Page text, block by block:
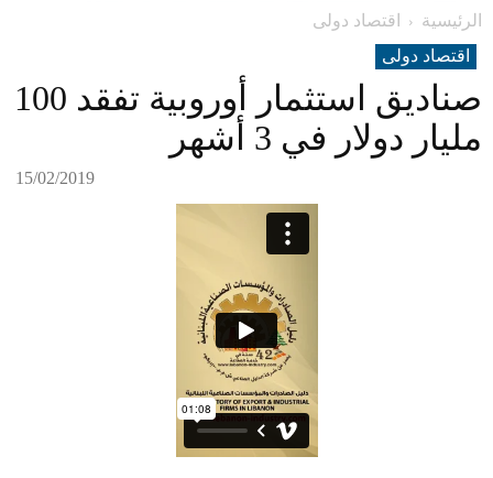
الرئيسية
اقتصاد دولی
اقتصاد دولی
صناديق استثمار أوروبية تفقد 100
مليار دولار في 3 أشهر
15/02/2019